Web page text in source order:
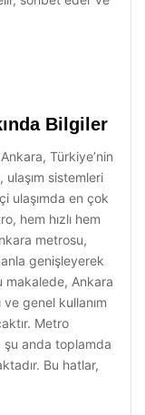
Bilgiler
Türkiye’nin
sistemleri
ulaşımda en çok
hem hızlı hem
metrosu,
genişleyerek
makalede, Ankara
ve genel kullanım
Metro
şu anda toplamda
Bu hatlar,